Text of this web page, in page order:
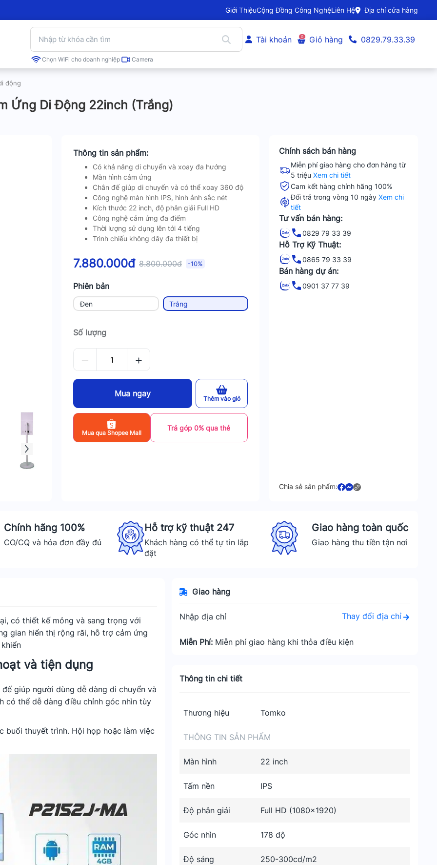
Giới ThiệuCộng Đồng Công NghệLiên Hệ Địa chỉ cửa hàng
Chọn WiFi cho doanh nghiệp Camera
Tài khoản 0 Giỏ hàng 0829.79.33.39
động
Ứng Di Động 22inch (Trắng)
Thông tin sản phẩm:
Có khả năng di chuyển và xoay đa hướng
Màn hình cảm ứng
Chân đế giúp di chuyển và có thể xoay 360 độ
Công nghệ màn hình IPS, hình ảnh sắc nét
Kích thước 22 inch, độ phân giải Full HD
Công nghệ cảm ứng đa điểm
Thời lượng sử dụng lên tới 4 tiếng
Trình chiếu không dây đa thiết bị
7.880.000đ 8.800.000đ -10%
Phiên bản
Đen Trắng
Số lượng
Mua ngay Thêm vào giỏ
Mua qua Shopee Mall
Trả góp 0% qua thẻ
Chính sách bán hàng
Miễn phí giao hàng cho đơn hàng từ
5 triệuXem chi tiết
Cam kết hàng chính hãng 100%
Đổi trả trong vòng 10 ngàyXem chi
tiết
Tư vấn bán hàng:
0829 79 33 39
Hỗ Trợ Kỹ Thuật:
0865 79 33 39
Bán hàng dự án:
0901 37 77 39
Chia sẻ sản phẩm:
Chính hãng 100%
CO/CQ và hóa đơn đầy đủ
Hỗ trợ kỹ thuật 247
Khách hàng có thể tự tin lắp
đặt
Giao hàng toàn quốc
Giao hàng thu tiền tận nơi
có thiết kế mỏng và sang trọng với
gian hiển thị rộng rãi, hỗ trợ cảm ứng
và tiện dụng
giúp người dùng dễ dàng di chuyển và
có thể dễ dàng điều chỉnh góc nhìn tùy
buổi thuyết trình. Hội họp hoặc làm việc
Giao hàng
Nhập địa chỉ Thay đổi địa chỉ
Miễn Phí: Miễn phí giao hàng khi thỏa điều kiện
Thông tin chi tiết
Thương hiệu Tomko
THÔNG TIN SẢN PHẨM
Màn hình 22 inch
Tấm nền IPS
Độ phân giải Full HD (1080×1920)
Góc nhìn 178 độ
Độ sáng 250-300cd/m2